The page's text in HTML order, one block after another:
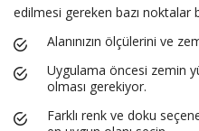
edilmesi gereken bazı noktalar
Alanınızın ölçülerini ve
Uygulama öncesi zemin
olması gerekiyor.
Farklı renk ve doku